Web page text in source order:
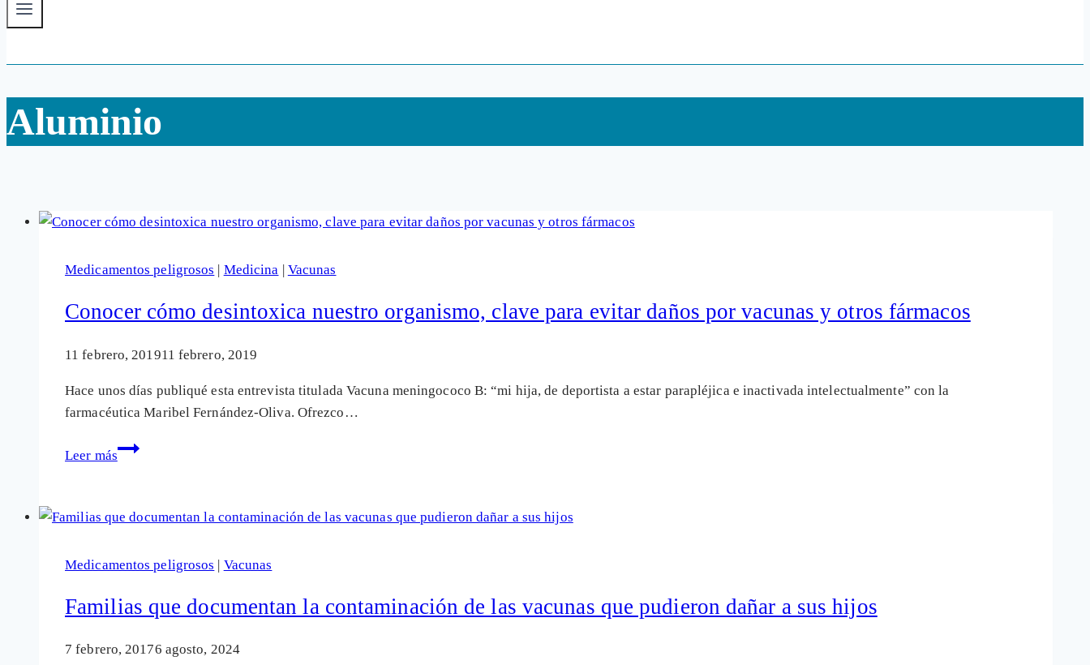
Aluminio
Medicamentos peligrosos | Medicina | Vacunas
Conocer cómo desintoxica nuestro organismo, clave para evitar daños por vacunas y otros fármacos
11 febrero, 201911 febrero, 2019
Hace unos días publiqué esta entrevista titulada Vacuna meningococo B: “mi hija, de deportista a estar parapléjica e inactivada intelectualmente” con la
farmacéutica Maribel Fernández-Oliva. Ofrezco…
Leer más
Conocer
nuestro
evitar
daños
por
Medicamentos peligrosos | Vacunas
Familias que documentan la contaminación de las vacunas que pudieron dañar a sus hijos
7 febrero, 20176 agosto, 2024